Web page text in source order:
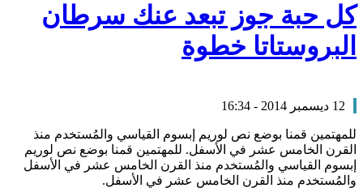
كل حبة جوز تبعد عنك سرطان
البروستاتا خطوة
12 ديسمبر 2014 - 16:34
للمهتمين قمنا بوضع نص لوريم إبسوم القياسي والمُستخدم منذ
القرن الخامس عشر في الأسفل. للمهتمين قمنا بوضع نص لوريم
إبسوم القياسي والمُستخدم منذ القرن الخامس عشر في الأسفل
والمُستخدم منذ القرن الخامس عشر في الأسفل.